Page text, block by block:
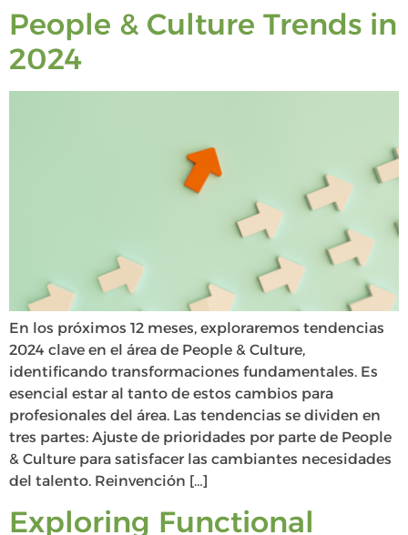
People & Culture Trends in
2024
En los próximos 12 meses, exploraremos tendencias
2024 clave en el área de People & Culture,
identificando transformaciones fundamentales. Es
esencial estar al tanto de estos cambios para
profesionales del área. Las tendencias se dividen en
tres partes: Ajuste de prioridades por parte de People
& Culture para satisfacer las cambiantes necesidades
del talento. Reinvención […]
Exploring Functional